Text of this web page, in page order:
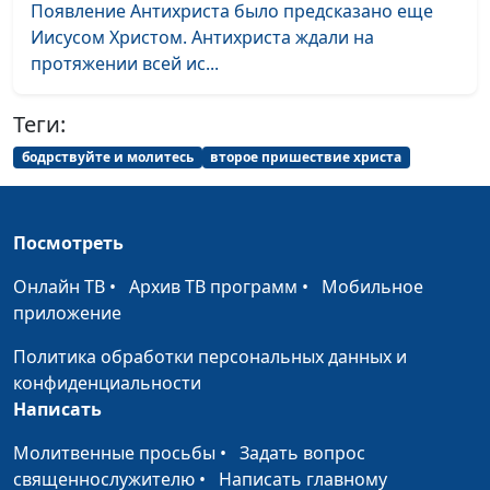
христианина
Стоит ли молиться за
тому быть»?
К чему надо
стремиться?
Михаил Севастьянов,
священнослужитель
Только Иисус -
источник спасения
Перед Богом в белых
одеждах
Александр Камнев,
Как не потерять Бога
Похоть и грех - как
бороться?
Виталий Киссер,
священнослужитель
Появление Антихриста было предсказано еще
Иисусом Христом. Антихриста ждали на
протяжении всей ис...
Теги:
бодрствуйте и молитесь второе пришествие христа
Посмотреть
Онлайн ТВ • Архив ТВ программ • Мобильное
приложение
Политика обработки персональных данных и
конфиденциальности
Написать
Молитвенные просьбы • Задать вопрос
священнослужителю • Написать главному